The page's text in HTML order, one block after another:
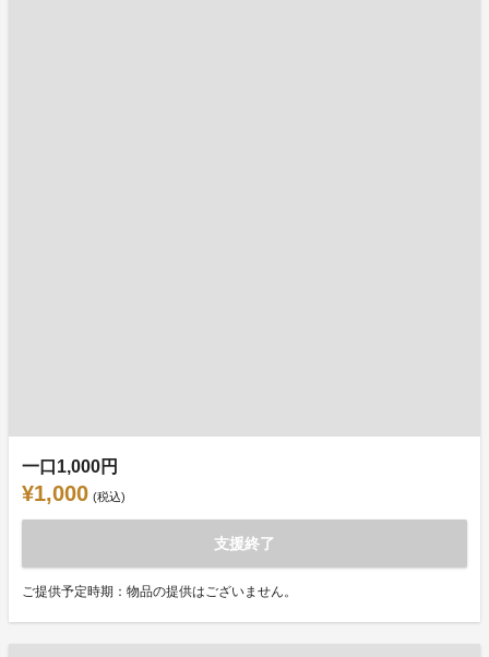
一口1,000円
¥1,000 (税込)
支援終了
ご提供予定時期：物品の提供はございません。